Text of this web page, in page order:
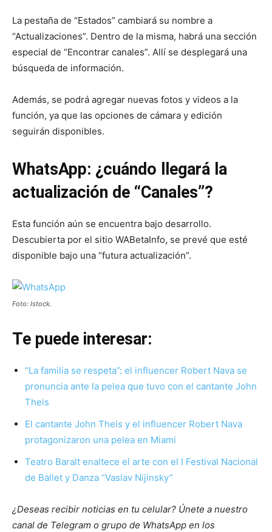
La pestaña de “Estados” cambiará su nombre a
“Actualizaciones”. Dentro de la misma, habrá una sección
especial de “Encontrar canales”. Allí se desplegará una
búsqueda de información.
Además, se podrá agregar nuevas fotos y videos a la
función, ya que las opciones de cámara y edición
seguirán disponibles.
WhatsApp: ¿cuándo llegará la
actualización de “Canales”?
Esta función aún se encuentra bajo desarrollo.
Descubierta por el sitio WABetaInfo, se prevé que esté
disponible bajo una “futura actualización”.
Foto: Istock.
Te puede interesar:
“La familia se respeta”: el influencer Robert Nava se
pronuncia ante la pelea que tuvo con el cantante John
Theis
El cantante John Theis y el influencer Robert Nava
protagonizaron una pelea en Miami
Teatro Baralt enaltece el arte con el I Festival Nacional
de Ballet y Danza “Vaslav Nijinsky”
¿Deseas recibir noticias en tu celular? Únete a nuestro
canal de Telegram o grupo de WhatsApp en los